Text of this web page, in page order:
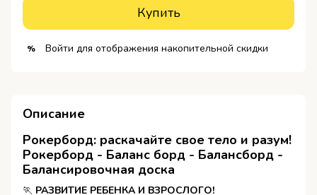
Купить
% Войти для отображения накопительной скидки
Описание
Рокерборд: раскачайте свое тело и разум!
Рокерборд - Баланс борд - Балансборд -
Балансировочная доска
🏃 РАЗВИТИЕ РЕБЕНКА И ВЗРОСЛОГО!